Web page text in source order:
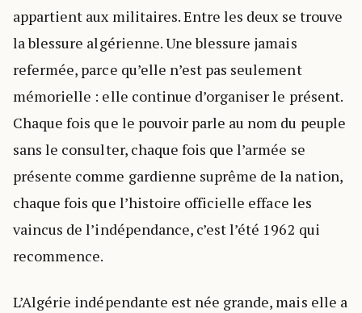
appartient aux militaires. Entre les deux se trouve
la blessure algérienne. Une blessure jamais
refermée, parce qu’elle n’est pas seulement
mémorielle : elle continue d’organiser le présent.
Chaque fois que le pouvoir parle au nom du peuple
sans le consulter, chaque fois que l’armée se
présente comme gardienne suprême de la nation,
chaque fois que l’histoire officielle efface les
vaincus de l’indépendance, c’est l’été 1962 qui
recommence.
L’Algérie indépendante est née grande, mais elle a